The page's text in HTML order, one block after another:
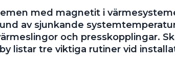
med magnetit i
av sjunkande
och presskopplingar.
listar tre viktiga rutiner vid